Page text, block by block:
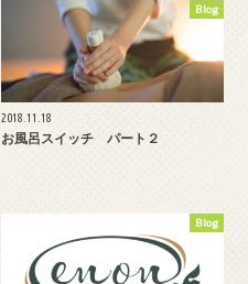
Blog
2018.11.18
お風呂スイッチ パート２
Blog